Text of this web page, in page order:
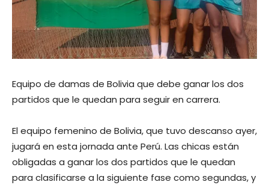
Equipo de damas de Bolivia que debe ganar los dos
partidos que le quedan para seguir en carrera.
El equipo femenino de Bolivia, que tuvo descanso ayer,
jugará en esta jornada ante Perú. Las chicas están
obligadas a ganar los dos partidos que le quedan
para clasificarse a la siguiente fase como segundas, y